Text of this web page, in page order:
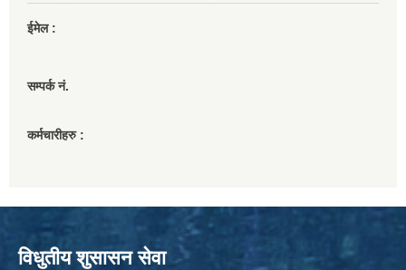
ईमेल :
सम्पर्क नं.
कर्मचारीहरु :
विधुतीय शुसासन सेवा